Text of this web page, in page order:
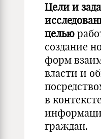
Цели и
целью
создание
форм
власти и
в
граждан.